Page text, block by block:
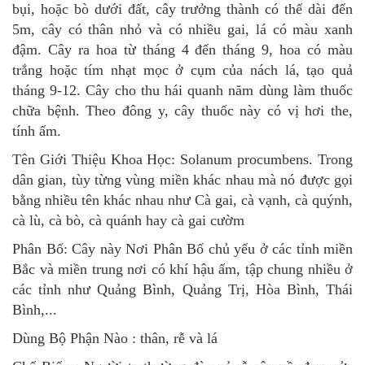
bụi, hoặc bò dưới đất, cây trưởng thành có thể dài đến
5m, cây có thân nhỏ và có nhiều gai, lá có màu xanh
đậm. Cây ra hoa từ tháng 4 đến tháng 9, hoa có màu
trắng hoặc tím nhạt mọc ở cụm của nách lá, tạo quả
tháng 9-12. Cây cho thu hái quanh năm dùng làm thuốc
chữa bệnh. Theo đông y, cây thuốc này có vị hơi the,
tính ấm.
Tên Giới Thiệu Khoa Học: Solanum procumbens. Trong
dân gian, tùy từng vùng miền khác nhau mà nó được gọi
bằng nhiều tên khác nhau như Cà gai, cà vạnh, cà quýnh,
cà lù, cà bò, cà quánh hay cà gai cườm
Phân Bổ: Cây này Nơi Phân Bố chủ yếu ở các tỉnh miền
Bắc và miền trung nơi có khí hậu ấm, tập chung nhiều ở
các tỉnh như Quảng Bình, Quảng Trị, Hòa Bình, Thái
Bình,...
Dùng Bộ Phận Nào : thân, rễ và lá